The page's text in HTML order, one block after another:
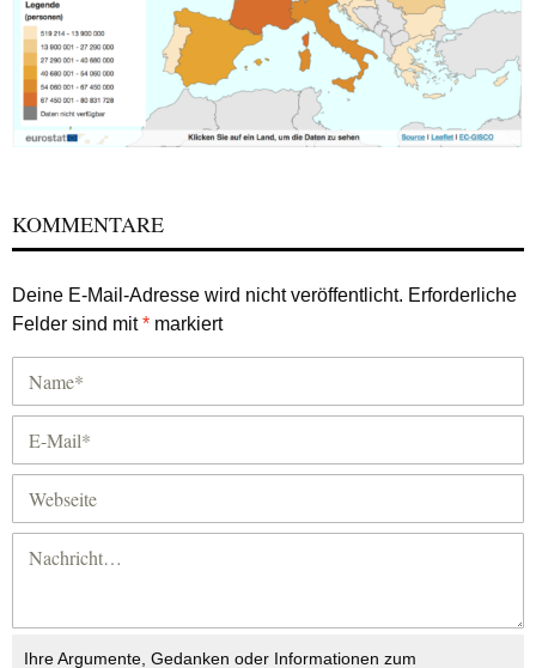
KOMMENTARE
Deine E-Mail-Adresse wird nicht veröffentlicht. Erforderliche
Felder sind mit* markiert
Ihre Argumente, Gedanken oder Informationen zum